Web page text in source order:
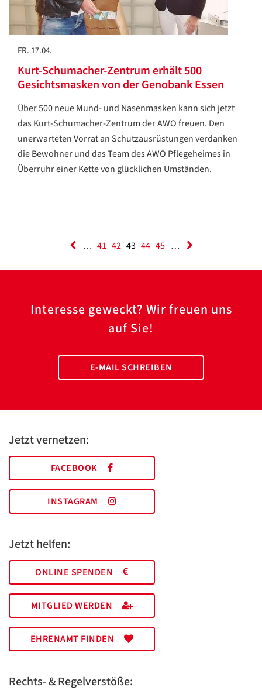
FR. 17.04.
Kurt-Schumacher-Zentrum erhält 500
Gesichtsmasken von der Genobank Essen
Über 500 neue Mund- und Nasenmasken kann sich jetzt
das Kurt-Schumacher-Zentrum der AWO freuen. Den
unerwarteten Vorrat an Schutzausrüstungen verdanken
die Bewohner und das Team des AWO Pflegeheimes in
Überruhr einer Kette von glücklichen Umständen.
… 41 42 43 44 45 …
Interesse geweckt? Wir freuen uns
auf Sie!
E-MAIL SCHREIBEN
Jetzt vernetzen:
FACEBOOK
INSTAGRAM
Jetzt helfen:
ONLINE SPENDEN
MITGLIED WERDEN
EHRENAMT FINDEN
Rechts- & Regelverstöße: